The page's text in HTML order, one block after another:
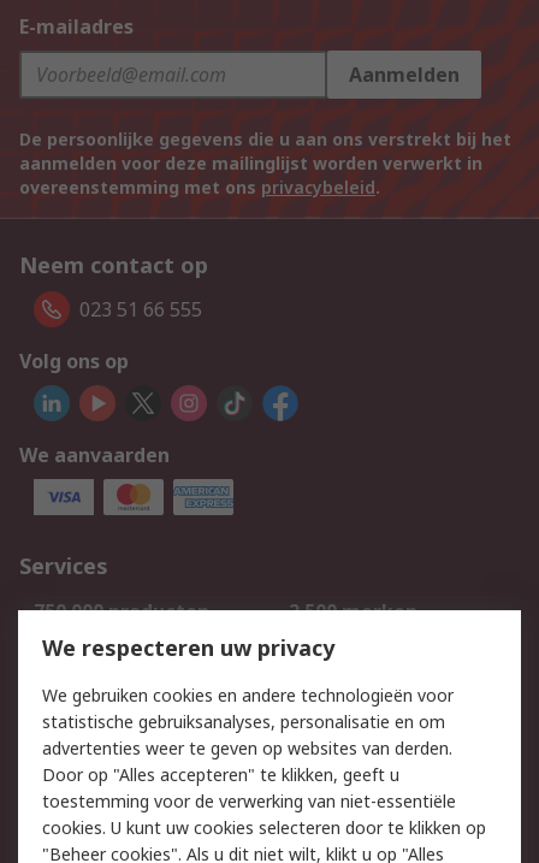
E-mailadres
Aanmelden
De persoonlijke gegevens die u aan ons verstrekt bij het
aanmelden voor deze mailinglijst worden verwerkt in
overeenstemming met ons privacybeleid.
Neem contact op
023 51 66 555
Volg ons op
We aanvaarden
Services
750.000 producten
2.500 merken
Bestellen
Inkoopoplossingen
Track & Trace
Wettelijk
Cookiebeleid
Email veiligheid
Privacybeleid
Websitevoorwaarden
We respecteren uw privacy
We gebruiken cookies en andere technologieën voor
statistische gebruiksanalyses, personalisatie en om
advertenties weer te geven op websites van derden.
Door op "Alles accepteren" te klikken, geeft u
toestemming voor de verwerking van niet-essentiële
cookies. U kunt uw cookies selecteren door te klikken op
"Beheer cookies". Als u dit niet wilt, klikt u op "Alles